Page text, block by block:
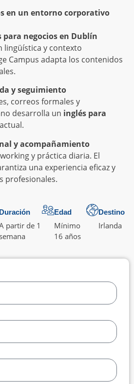
en un entorno corporativo
para negocios en Dublín
lingüística y contexto
Campus adapta los contenidos
y seguimiento
correos formales y
desarrolla un inglés para
y acompañamiento
y práctica diaria. El
una experiencia eficaz y
profesionales.
Duración
partir de 1
semana
Edad
Mínimo
16 años
Destino
Irlanda